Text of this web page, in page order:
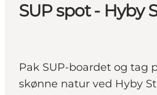
SUP spot - Hyby
Pak SUP-boardet og tag
skønne natur ved Hyby